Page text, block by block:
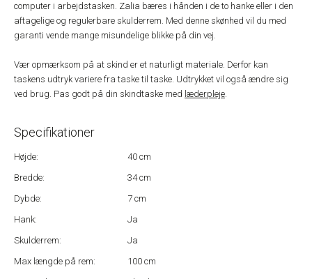
computer i arbejdstasken. Zalia bæres i hånden i de to hanke eller i den
aftagelige og regulerbare skulderrem. Med denne skønhed vil du med
garanti vende mange misundelige blikke på din vej.
Vær opmærksom på at skind er et naturligt materiale. Derfor kan
taskens udtryk variere fra taske til taske. Udtrykket vil også ændre sig
ved brug. Pas godt på din skindtaske med læderpleje.
Specifikationer
Højde:
40 cm
Bredde:
34 cm
Dybde:
7 cm
Hank:
Ja
Skulderrem:
Ja
Max længde på rem:
100 cm